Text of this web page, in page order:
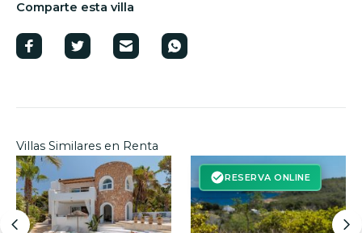
Comparte esta villa
Villas Similares en Renta
RESERVA ONLINE